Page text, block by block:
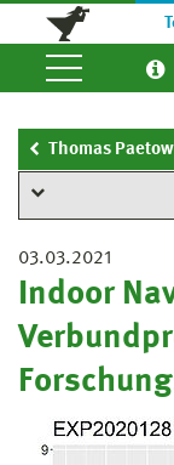
Thomas Paetow
03.03.2021
Indoor